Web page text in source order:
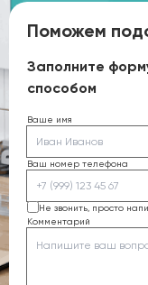
Поможем
Заполните
способом
Ваше имя
Ваш номер телефона
Не звонить, просто
Комментарий